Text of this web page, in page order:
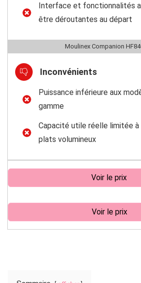
Interface et fonctionnalités
être déroutantes au départ
Moulinex Companion
Inconvénients
Puissance inférieure aux
gamme
Capacité utile réelle limitée à
plats volumineux
Voir le prix
Voir le prix